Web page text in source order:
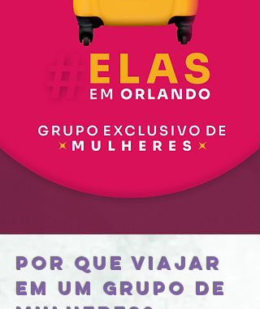
POR QUE VIAJAR
EM UM GRUPO DE